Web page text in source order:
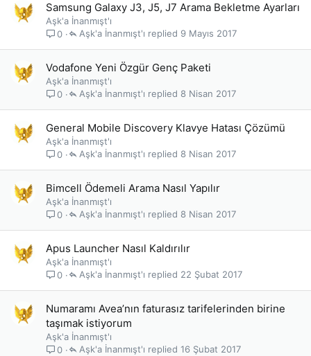
Samsung Galaxy J3, J5, J7 Arama Bekletme Ayarları
Aşk'a İnanmışt'ı
0
9 Mayıs 2017
Aşk'a İnanmışt'ı
Vodafone Yeni Özgür Genç Paketi
Aşk'a İnanmışt'ı
0
8 Nisan 2017
Aşk'a İnanmışt'ı
General Mobile Discovery Klavye Hatası Çözümü
Aşk'a İnanmışt'ı
0
8 Nisan 2017
Aşk'a İnanmışt'ı
Bimcell Ödemeli Arama Nasıl Yapılır
Aşk'a İnanmışt'ı
0
8 Nisan 2017
Aşk'a İnanmışt'ı
Apus Launcher Nasıl Kaldırılır
Aşk'a İnanmışt'ı
0
22 Şubat 2017
Aşk'a İnanmışt'ı
Numaramı Avea’nın faturasız tarifelerinden birine
taşımak istiyorum
Aşk'a İnanmışt'ı
0
16 Şubat 2017
Aşk'a İnanmışt'ı